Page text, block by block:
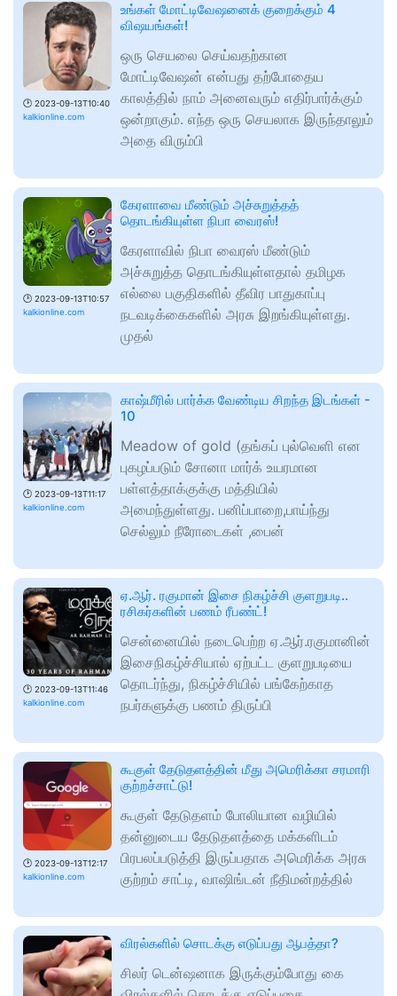
🕑 2023-09-13T10:40
kalkionline.com
உங்கள் மோட்டிவேஷனைக் குறைக்கும் 4
விஷயங்கள்!
ஒரு செயலை செய்வதற்கான
மோட்டிவேஷன் என்பது தற்போதைய
காலத்தில் நாம் அனைவரும் எதிர்பார்க்கும்
ஒன்றாகும். எந்த ஒரு செயலாக இருந்தாலும்
அதை விரும்பி
🕑 2023-09-13T10:57
kalkionline.com
கேரளாவை மீண்டும் அச்சுறுத்தத்
தொடங்கியுள்ள நிபா வைரஸ்!
கேரளாவில் நிபா வைரஸ் மீண்டும்
அச்சுறுத்த தொடங்கியுள்ளதால் தமிழக
எல்லை பகுதிகளில் தீவிர பாதுகாப்பு
நடவடிக்கைகளில் அரசு இறங்கியுள்ளது.
முதல்
🕑 2023-09-13T11:17
kalkionline.com
காஷ்மீரில் பார்க்க வேண்டிய சிறந்த இடங்கள் -
10
Meadow of gold (தங்கப் புல்வெளி என
புகழப்படும் சோனா மார்க் உயரமான
பள்ளத்தாக்குக்கு மத்தியில்
அமைந்துள்ளது. பனிப்பாறை,பாய்ந்து
செல்லும் நீரோடைகள் ,பைன்
🕑 2023-09-13T11:46
kalkionline.com
ஏ.ஆர். ரகுமான் இசை நிகழ்ச்சி குளறுபடி..
ரசிகர்களின் பணம் ரீபண்ட்!
சென்னையில் நடைபெற்ற ஏ.ஆர்.ரகுமானின்
இசைநிகழ்ச்சியால் ஏற்பட்ட குளறுபடியை
தொடர்ந்து, நிகழ்ச்சியில் பங்கேற்காத
நபர்களுக்கு பணம் திருப்பி
🕑 2023-09-13T12:17
kalkionline.com
கூகுள் தேடுதளத்தின் மீது அமெரிக்கா சரமாரி
குற்றச்சாட்டு!
கூகுள் தேடுதளம் போலியான வழியில்
தன்னுடைய தேடுதளத்தை மக்களிடம்
பிரபலப்படுத்தி இருப்பதாக அமெரிக்க அரசு
குற்றம் சாட்டி, வாஷிங்டன் நீதிமன்றத்தில்
விரல்களில் சொடக்கு எடுப்பது ஆபத்தா?
சிலர் டென்ஷனாக இருக்கும்போது கை